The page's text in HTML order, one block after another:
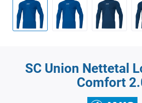
SC Union Nettetal
Comfort